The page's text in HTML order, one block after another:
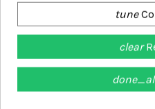
Camiseta Puma Power Cropped
Negra
32,02 €
tune
clear